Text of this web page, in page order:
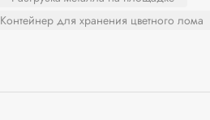
Контейнер для хранения цветного лома